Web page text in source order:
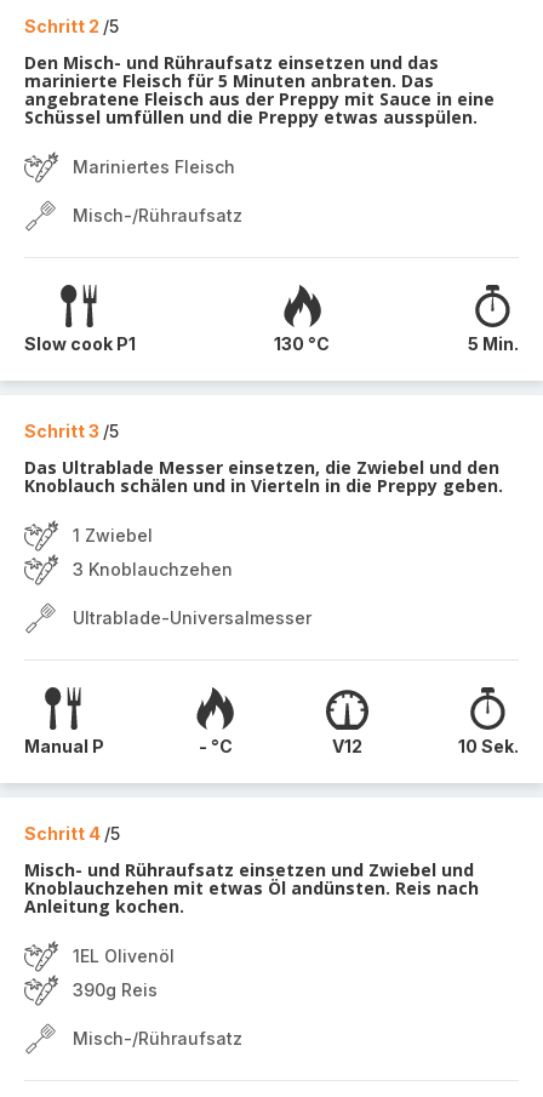
Schritt 2 /5
Den Misch- und Rühraufsatz einsetzen und das
marinierte Fleisch für 5 Minuten anbraten. Das
angebratene Fleisch aus der Preppy mit Sauce in eine
Schüssel umfüllen und die Preppy etwas ausspülen.
Mariniertes Fleisch
Misch-/Rühraufsatz
Slow cook P1 130 °C 5 Min.
Schritt 3 /5
Das Ultrablade Messer einsetzen, die Zwiebel und den
Knoblauch schälen und in Vierteln in die Preppy geben.
1 Zwiebel
3 Knoblauchzehen
Ultrablade-Universalmesser
Manual P - °C V12 10 Sek.
Schritt 4 /5
Misch- und Rühraufsatz einsetzen und Zwiebel und
Knoblauchzehen mit etwas Öl andünsten. Reis nach
Anleitung kochen.
1EL Olivenöl
390g Reis
Misch-/Rühraufsatz